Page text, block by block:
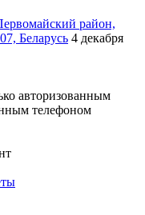
район,
Беларусь 4 декабря
авторизованным
телефоном